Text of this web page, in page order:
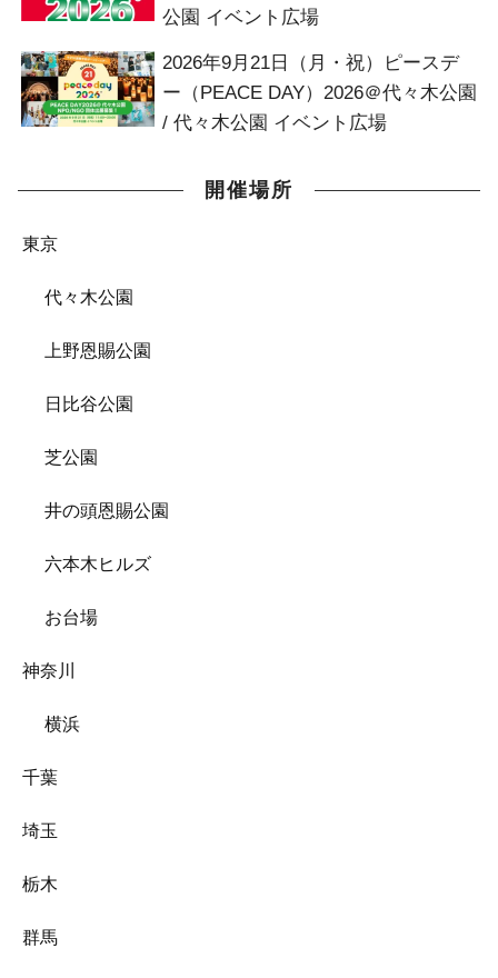
公園 イベント広場
2026年9月21日（月・祝）ピースデ
ー（PEACE DAY）2026＠代々木公園
/ 代々木公園 イベント広場
開催場所
東京
代々木公園
上野恩賜公園
日比谷公園
芝公園
井の頭恩賜公園
六本木ヒルズ
お台場
神奈川
横浜
千葉
埼玉
栃木
群馬